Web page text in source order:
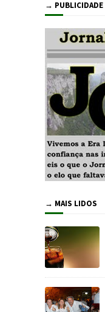
→ PUBLICIDADE
→ MAIS LIDOS